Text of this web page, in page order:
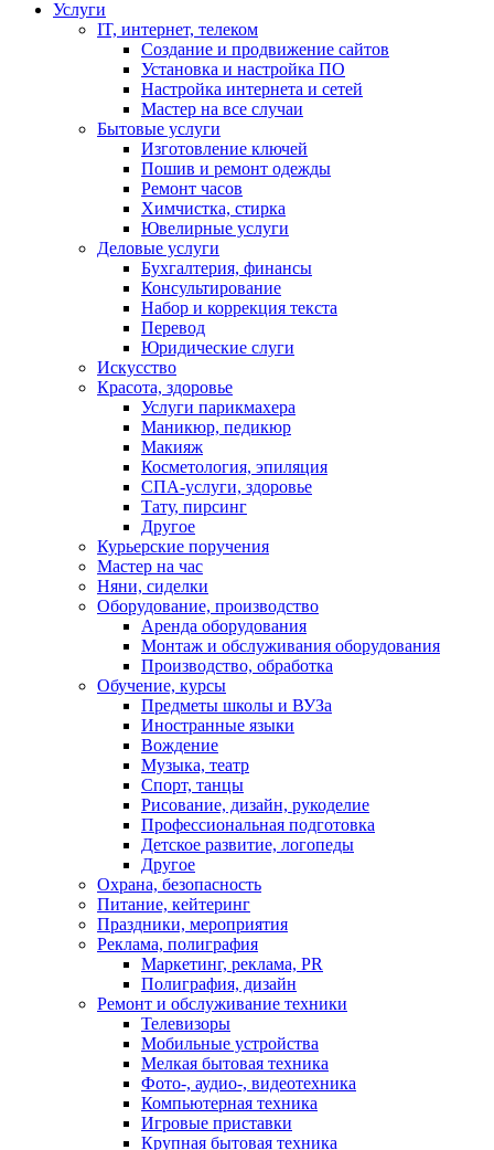
Услуги
IT, интернет, телеком
Создание и продвижение сайтов
Установка и настройка ПО
Настройка интернета и сетей
Мастер на все случаи
Бытовые услуги
Изготовление ключей
Пошив и ремонт одежды
Ремонт часов
Химчистка, стирка
Ювелирные услуги
Деловые услуги
Бухгалтерия, финансы
Консультирование
Набор и коррекция текста
Перевод
Юридические слуги
Искусство
Красота, здоровье
Услуги парикмахера
Маникюр, педикюр
Макияж
Косметология, эпиляция
СПА-услуги, здоровье
Тату, пирсинг
Другое
Курьерские поручения
Мастер на час
Няни, сиделки
Оборудование, производство
Аренда оборудования
Монтаж и обслуживания оборудования
Производство, обработка
Обучение, курсы
Предметы школы и ВУЗа
Иностранные языки
Вождение
Музыка, театр
Спорт, танцы
Рисование, дизайн, рукоделие
Профессиональная подготовка
Детское развитие, логопеды
Другое
Охрана, безопасность
Питание, кейтеринг
Праздники, мероприятия
Реклама, полиграфия
Маркетинг, реклама, PR
Полиграфия, дизайн
Ремонт и обслуживание техники
Телевизоры
Мобильные устройства
Мелкая бытовая техника
Фото-, аудио-, видеотехника
Компьютерная техника
Игровые приставки
Крупная бытовая техника